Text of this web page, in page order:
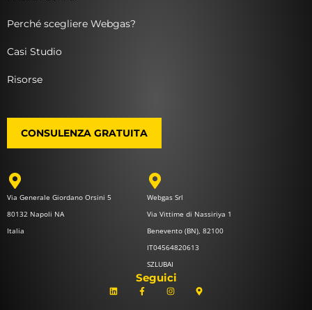
Perché scegliere Webgas?
Casi Studio
Risorse
CONSULENZA GRATUITA
Via Generale Giordano Orsini 5
80132 Napoli NA
Italia
Webgas Srl
Via Vittime di Nassiriya 1
Benevento (BN), 82100
IT04564820613
SZLUBAI
Seguici
L
i
F
a
I
n
M
a